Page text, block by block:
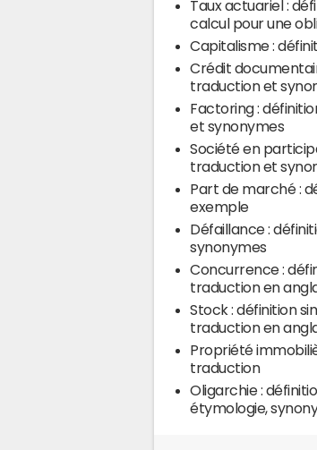
Taux actuariel :
calcul pour une
Capitalisme :
Crédit
traduction et
Factoring :
et synonymes
Société en
traduction et
Part de marché :
exemple
Défaillance :
synonymes
Concurrence :
traduction en
Stock : définition
traduction en
Propriété
traduction
Oligarchie :
étymologie,